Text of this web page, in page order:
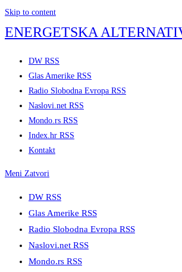
Skip to content
ENERGETSKA
DW RSS
Glas Amerike RSS
Radio Slobodna Evropa RSS
Naslovi.net RSS
Mondo.rs RSS
Index.hr RSS
Kontakt
Meni Zatvori
DW RSS
Glas Amerike RSS
Radio Slobodna Evropa RSS
Naslovi.net RSS
Mondo.rs RSS